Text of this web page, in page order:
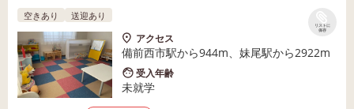
リストに
保存
空きあり 送迎あり
アクセス
備前西市駅から944m、妹尾駅から2922m
受入年齢
未就学